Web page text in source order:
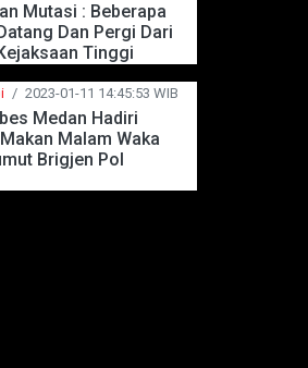
Mutasi : Beberapa
Dan Pergi Dari
Tinggi
/ 2023-01-11 14:45:53 WIB
Medan Hadiri
Malam Waka
Brigjen Pol